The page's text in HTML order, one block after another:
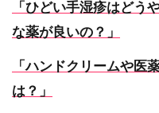
「ひどい手湿疹はどう
な薬が良いの？」
「ハンドクリームや医
は？」